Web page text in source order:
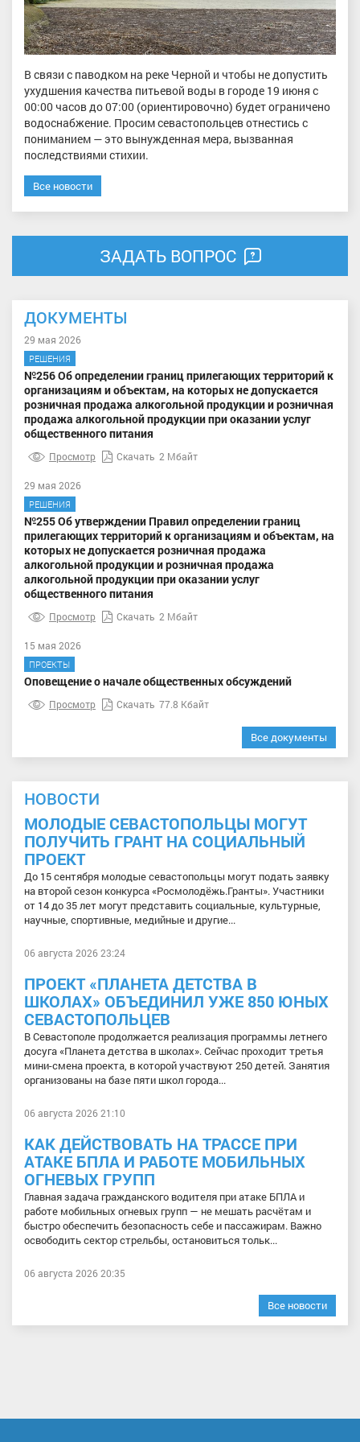
В связи с паводком на реке Черной и чтобы не допустить
ухудшения качества питьевой воды в городе 19 июня с
00:00 часов до 07:00 (ориентировочно) будет ограничено
водоснабжение. Просим севастопольцев отнестись с
пониманием — это вынужденная мера, вызванная
последствиями стихии.
Все новости
ЗАДАТЬ ВОПРОС
ДОКУМЕНТЫ
29 мая 2026
РЕШЕНИЯ
№256 Об определении границ прилегающих территорий к
организациям и объектам, на которых не допускается
розничная продажа алкогольной продукции и розничная
продажа алкогольной продукции при оказании услуг
общественного питания
Просмотр Скачать 2 Мбайт
29 мая 2026
РЕШЕНИЯ
№255 Об утверждении Правил определении границ
прилегающих территорий к организациям и объектам, на
которых не допускается розничная продажа
алкогольной продукции и розничная продажа
алкогольной продукции при оказании услуг
общественного питания
Просмотр Скачать 2 Мбайт
15 мая 2026
ПРОЕКТЫ
Оповещение о начале общественных обсуждений
Просмотр Скачать 77.8 Кбайт
Все документы
НОВОСТИ
МОЛОДЫЕ СЕВАСТОПОЛЬЦЫ МОГУТ
ПОЛУЧИТЬ ГРАНТ НА СОЦИАЛЬНЫЙ
ПРОЕКТ
До 15 сентября молодые севастопольцы могут подать заявку
на второй сезон конкурса «Росмолодёжь.Гранты». Участники
от 14 до 35 лет могут представить социальные, культурные,
научные, спортивные, медийные и другие...
06 августа 2026 23:24
ПРОЕКТ «ПЛАНЕТА ДЕТСТВА В
ШКОЛАХ» ОБЪЕДИНИЛ УЖЕ 850 ЮНЫХ
СЕВАСТОПОЛЬЦЕВ
В Севастополе продолжается реализация программы летнего
досуга «Планета детства в школах». Сейчас проходит третья
мини-смена проекта, в которой участвуют 250 детей. Занятия
организованы на базе пяти школ города...
06 августа 2026 21:10
КАК ДЕЙСТВОВАТЬ НА ТРАССЕ ПРИ
АТАКЕ БПЛА И РАБОТЕ МОБИЛЬНЫХ
ОГНЕВЫХ ГРУПП
Главная задача гражданского водителя при атаке БПЛА и
работе мобильных огневых групп — не мешать расчётам и
быстро обеспечить безопасность себе и пассажирам. Важно
освободить сектор стрельбы, остановиться тольк...
06 августа 2026 20:35
Все новости